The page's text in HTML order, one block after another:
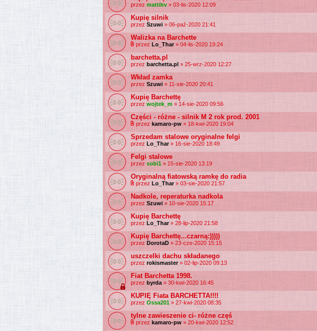
przez mattibv » 03-lis-2020 12:09
Kupię silnik
przez Szuwi » 06-paź-2020 21:41
Walizka na Barchette
przez Lo_Thar» 04-lis-2020 19:24
barchetta.pl
przez barchetta.pl » 25-wrz-2020 12:27
Wkład zamka
przez Szuwi » 11-sie-2020 20:41
Kupię Barchettę
przez wojtek_m » 14-sie-2020 09:56
Części - różne - silnik M 2 rok prod. 2001
przez kamaro-pw » 18-kwi-2020 19:04
Sprzedam stalowe oryginalne felgi
przez Lo_Thar» 16-sie-2020 18:49
Felgi stalowe
przez sobi1 » 15-sie-2020 13:19
Oryginalną fiatowską ramkę do radia
przez Lo_Thar» 03-sie-2020 21:57
Nadkole, reperaturka nadkola
przez Szuwi » 10-sie-2020 15:17
Kupię Barchettę
przez Lo_Thar» 28-lip-2020 21:58
Kupię Barchettę...czarną:)))))
przez DorotaD » 23-cze-2020 15:15
uszczelki dachu składanego
przez rokismaster» 02-lip-2020 09:13
Fiat Barchetta 1998.
przez byrda » 30-kwi-2020 16:45
KUPIĘ Fiata BARCHETTA!!!!
przez Ossa201 » 27-kwi-2020 08:35
tylne zawieszenie ci- różne częś
przez kamaro-pw » 20-kwi-2020 12:52